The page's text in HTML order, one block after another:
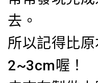
去。
所以記得比
2~3cm喔！